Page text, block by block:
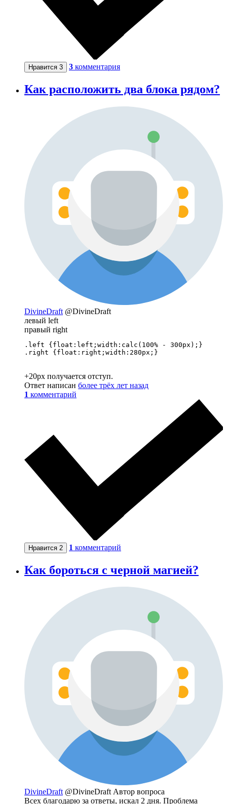
Нравится 3 3 комментария
Как расположить два блока рядом?
DivineDraft @DivineDraft
левый left
правый right
.left {float:left;width:calc(100% - 300px);}
.right {float:right;width:280px;}
+20px получается отступ.
Ответ написан более трёх лет назад
1 комментарий
Нравится 2 1 комментарий
Как бороться с черной магией?
DivineDraft @DivineDraftАвтор вопроса
Всех благодарю за ответы, искал 2 дня. Проблема